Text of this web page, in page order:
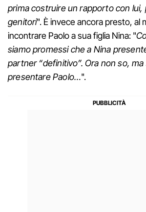
prima costruire un rapporto con lui,
genitori". È invece ancora presto, al
incontrare Paolo a sua figlia Nina: "
siamo promessi che a Nina
partner “definitivo”. Ora non so,
presentare Paolo…".